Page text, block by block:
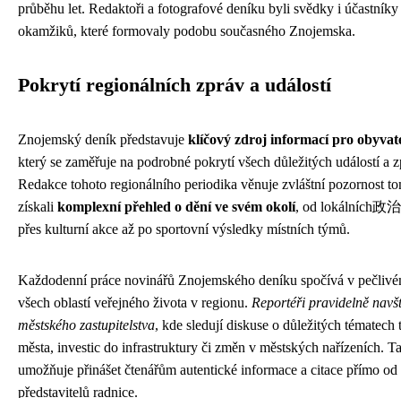
průběhu let. Redaktoři a fotografové deníku byli svědky i
okamžiků, které formovaly podobu současného Znojemska.
Pokrytí regionálních zpráv a událostí
Znojemský deník představuje klíčový zdroj informací pro
který se zaměřuje na podrobné pokrytí všech důležitých událostí a
Redakce tohoto regionálního periodika věnuje zvláštní pozornost
získali komplexní přehled o dění ve svém okolí, od lokálních政
přes kulturní akce až po sportovní výsledky místních týmů.
Každodenní práce novinářů Znojemského deníku spočívá v
všech oblastí veřejného života v regionu. Reportéři pravidelně
městského zastupitelstva, kde sledují diskuse o důležitých
města, investic do infrastruktury či změn v městských nařízeních.
umožňuje přinášet čtenářům autentické informace a citace přímo od
představitelů radnice.